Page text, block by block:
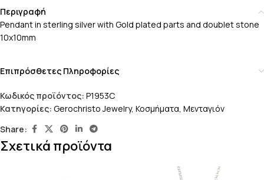
Περιγραφή
Pendant in sterling silver with Gold plated parts and doublet stone
10x10mm
Επιπρόσθετες Πληροφορίες
Κωδικός προϊόντος: P1953C
Κατηγορίες: Gerochristo Jewelry, Κοσμήματα, Μενταγιόν
Share:
Σχετικά προϊόντα